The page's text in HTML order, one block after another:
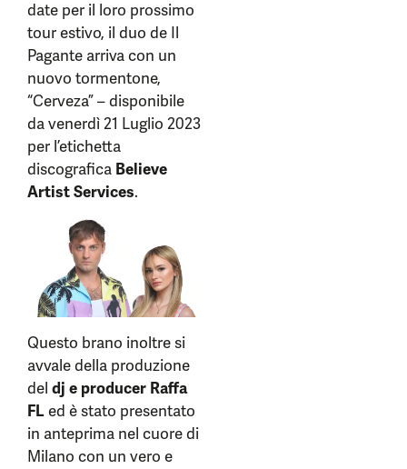
date per il loro prossimo
tour estivo, il duo de Il
Pagante arriva con un
nuovo tormentone,
“Cerveza” – disponibile
da venerdì 21 Luglio 2023
per l’etichetta
discografica Believe
Artist Services.
Questo brano inoltre si
avvale della produzione
del dj e producer Raffa
FLed è stato presentato
in anteprima nel cuore di
Milano con un vero e